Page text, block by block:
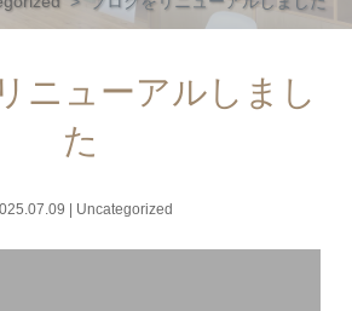
ニューアルしまし
た
Uncategorized